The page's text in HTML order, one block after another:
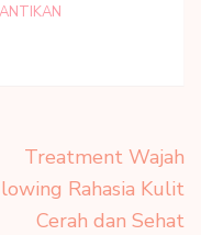
Treatment Wajah
Rahasia Kulit
Cerah dan Sehat